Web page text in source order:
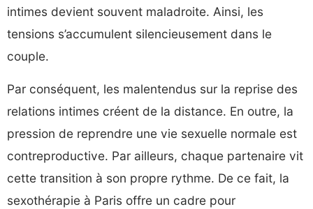
intimes devient souvent maladroite. Ainsi, les
tensions s’accumulent silencieusement dans le
couple.
Par conséquent, les malentendus sur la reprise des
relations intimes créent de la distance. En outre, la
pression de reprendre une vie sexuelle normale est
contreproductive. Par ailleurs, chaque partenaire vit
cette transition à son propre rythme. De ce fait, la
sexothérapie à Paris offre un cadre pour